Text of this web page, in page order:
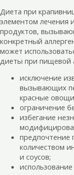
Диета при
элементом лечения
продуктов,
конкретный
может
диеты при пищевой
исключение
вызывающих
красные
ограничение
избегание
количеством
и соусов;